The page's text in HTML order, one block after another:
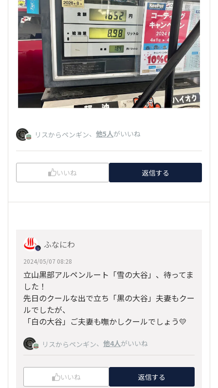
リスからペンギン、 他5人がいいね
いいね 返信する
ふなにわ
2024/05/07 08:28
立山黒部アルペンルート「雪の大谷」、待ってま
した！
先日のクールな出で立ち「黒の大谷」夫妻もクー
ルでしたが、
「白の大谷」ご夫妻も嘸かしクールでしょう💛
リスからペンギン、 他4人がいいね
いいね 返信する